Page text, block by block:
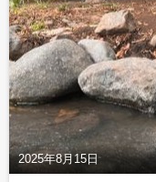
2025年8月15日